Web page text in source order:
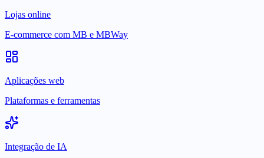
Lojas online
E-commerce com MB e MBWay
Aplicações web
Plataformas e ferramentas
Integração de IA